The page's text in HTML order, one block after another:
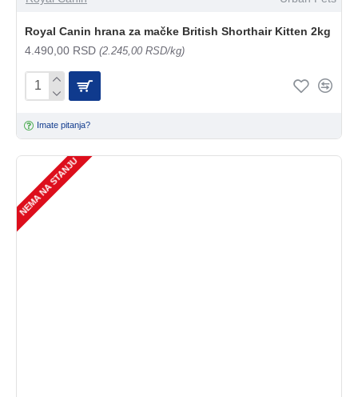
Royal Canin hrana za mačke British Shorthair Kitten 2kg
4.490,00 RSD (2.245,00 RSD/kg)
Imate pitanja?
NEMA NA STANJU